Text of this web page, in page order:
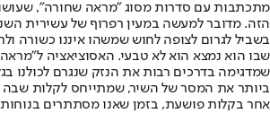
מתכתבות עם סדרות מסוג "מראה שחורה",
הזה. מדובר למעשה במעין רפרוף של עשירית
בשביל לגרום לצופה לחוש שמשהו איננו כשורה
שבו הוא נמצא הוא לא טבעי. האסוציאציה
שמדגימה בדרכים רבות את הנזק שנגרם לכולנו
ביותר את המסר של השיר, שמתייחס לקלות שבה
אחר בקלות פושעת, בזמן שאנו מסתתרים